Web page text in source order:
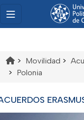
> Movilidad >
> Polonia